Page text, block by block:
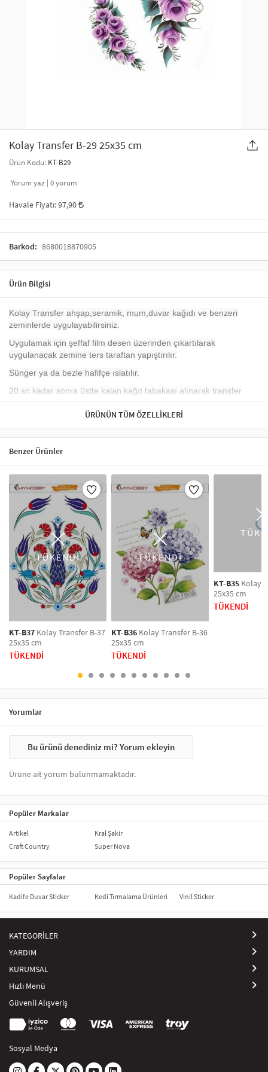
GELİN / DÜĞÜN AKSESUARLARI
ŞAL VE FULAR
ODA KOKUSU VE MUM
Kolay Transfer B-29 25x35 cm
Ürün Kodu: KT-B29
Yorum yaz | 0yorum
Havale Fiyatı:97,90
Barkod: 8680018870905
Ürün Bilgisi
Kolay Transfer ahşap,seramik, mum,duvar kağıdı ve benzeri
zeminlerde uygulayabilirsiniz.
Uygulamak için şeffaf film desen üzerinden çıkartılarak
uygulanacak zemine ters taraftan yapıştırılır.
Sünger ya da bezle hafifçe ıslatılır.
20 sn kadar sonra üstte kalan kağıt tabakası alınarak transfer
gerçekleşir.
Kolay Transferlerle Değişim Başlasın!
ÜRÜNÜN TÜM ÖZELLIKLERI
Benzer Ürünler
TÜKENDİ
KT-B37 Kolay Transfer B-37
25x35 cm
TÜKENDİ
TÜKENDİ
KT-B36 Kolay Transfer B-36
25x35 cm
TÜKENDİ
KT-B35 Kolay
25x35 cm
TÜKENDİ
Yorumlar
Bu ürünü denediniz mi? Yorum ekleyin
Ürüne ait yorum bulunmamaktadır.
Popüler Markalar
Artikel
Craft Country
Kral Şakir
Super Nova
Popüler Sayfalar
Kadife Duvar Sticker Kedi Tırmalama Ürünleri Vinil Sticker
KATEGORİLER
YARDIM
KURUMSAL
Hızlı Menü
Güvenli Alışveriş
Sosyal Medya